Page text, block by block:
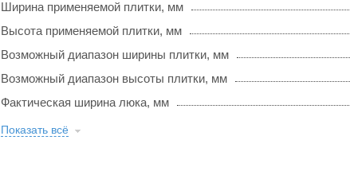
Ширина применяемой плитки, мм
Высота применяемой плитки, мм
Возможный диапазон ширины плитки, мм
Возможный диапазон высоты плитки, мм
Фактическая ширина люка, мм
Показать всё